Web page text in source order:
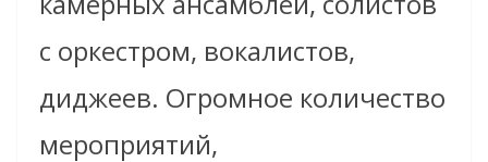
с оркестром, вокалистов,
диджеев. Огромное количество
мероприятий,